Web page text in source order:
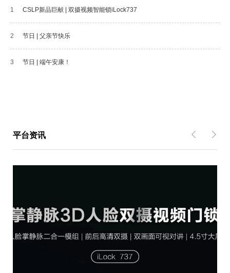
1 CSLP新品巨献 | 双摄视频智能锁iLock737
2 节日 | 父亲节快乐
3 节日 | 端午安康！
平台资讯